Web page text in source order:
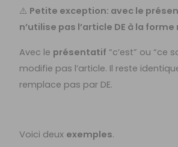
⚠️ Petite exception: avec le
n’utilise pas l’article DE à la
Avec le présentatif “c’est” ou “ce
modifie pas l’article. Il reste
remplace pas par DE.
Voici deux exemples.